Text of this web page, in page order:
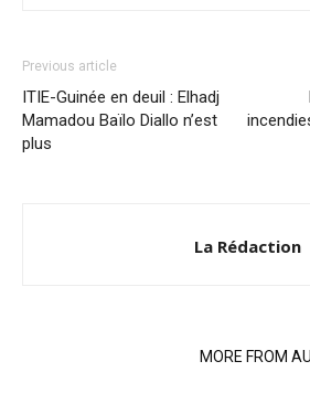
Previous article
ITIE-Guinée en deuil : Elhadj
Mamadou Baïlo Diallo n’est
plus
La Rédaction
MORE FROM